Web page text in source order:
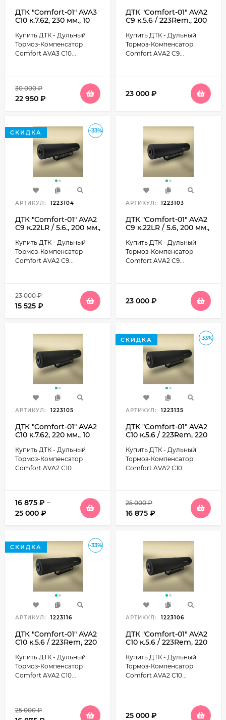
ДТК "Comfort-01" AVA3
С10 к.7.62, 230 мм., 10
51мм., 510гр. (Тигр)
Купить ДТК - Дульный
Тормоз-Компенсатор
Comfort AVA3 С10...
30 000₽
22 950 ₽
ДТК "Comfort-01" AVA2
С9 к.5.6 / 223Rem., 200
диаметр 43мм., 330гр.
(Вепрь 223)
Купить ДТК - Дульный
Тормоз-Компенсатор
Comfort AVA2 С9...
23 000 ₽
-33%
СКИДКА
АРТИКУЛ: 1223104
ДТК "Comfort-01" AVA2
С9 к.22LR / 5.6., 200 мм.,
диаметр 43мм., 330гр.
(Сайга 223)
Купить ДТК - Дульный
Тормоз-Компенсатор
Comfort AVA2 С9...
23 000₽
15 525 ₽
АРТИКУЛ: 1223103
ДТК "Comfort-01" AVA2
С9 к.22LR / 5.6, 200 мм.,
диаметр 43мм., 330гр.
(CZ)
Купить ДТК - Дульный
Тормоз-Компенсатор
Comfort AVA2 С9...
23 000 ₽
АРТИКУЛ: 1223105
ДТК "Comfort-01" AVA2
С10 к.7.62, 220 мм., 10
диаметр 46мм., 450гр.
Купить ДТК - Дульный
Тормоз-Компенсатор
Comfort AVA2 С10...
16 875 ₽ –
25 000 ₽
-33%
СКИДКА
АРТИКУЛ: 1223135
ДТК "Comfort-01" AVA2
С10 к.5.6 / 223Rem, 220
диаметр 46мм, 450гр.
(Вепрь 223)
Купить ДТК - Дульный
Тормоз-Компенсатор
Comfort AVA2 С10...
25 000₽
16 875 ₽
-33%
СКИДКА
АРТИКУЛ: 1223116
ДТК "Comfort-01" AVA2
С10 к.5.6 / 223Rem, 220
46мм, 450гр. (Сайга
223/5.45 Барс4-1)
Купить ДТК - Дульный
Тормоз-Компенсатор
Comfort AVA2 С10...
25 000₽
АРТИКУЛ: 1223106
ДТК "Comfort-01" AVA2
С10 к.5.6 / 223Rem, 220
диаметр 46мм., 450гр.
(TR3 / АК12)
Купить ДТК - Дульный
Тормоз-Компенсатор
Comfort AVA2 С10...
25 000 ₽